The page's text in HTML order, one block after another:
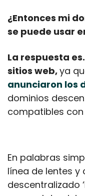
¿Entonces mi
se puede usar
La respuesta
sitios web, ya
anunciaron los
dominios
compatibles
En palabras
línea de lentes
descentralizado